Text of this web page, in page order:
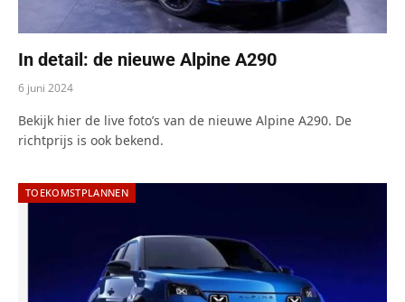
In detail: de nieuwe Alpine A290
6 juni 2024
Bekijk hier de live foto’s van de nieuwe Alpine A290. De
richtprijs is ook bekend.
TOEKOMSTPLANNEN